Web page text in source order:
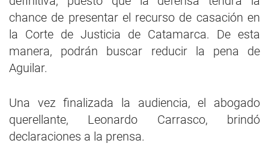
chance de presentar el recurso de casación en
la Corte de Justicia de Catamarca. De esta
manera, podrán buscar reducir la pena de
Aguilar.
Una vez finalizada la audiencia, el abogado
querellante, Leonardo Carrasco, brindó
declaraciones a la prensa.